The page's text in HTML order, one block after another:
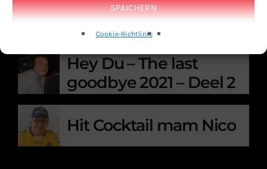
SPAICHERN
Cookie-Richtlinie
Country Music mam
Nico
Hey Du – The last
goodbye 2021 – Deel 2
Hit Cocktail mam Nico